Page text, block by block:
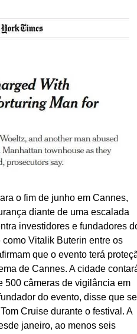
o fim de junho em Cannes,
diante de uma escalada
investidores e fundadores
Vitalik Buterin entre os
que o evento terá
de Cannes. A cidade
500 câmeras de vigilância em
do evento, disse que
Cruise durante o festival. A
janeiro, ao menos seis